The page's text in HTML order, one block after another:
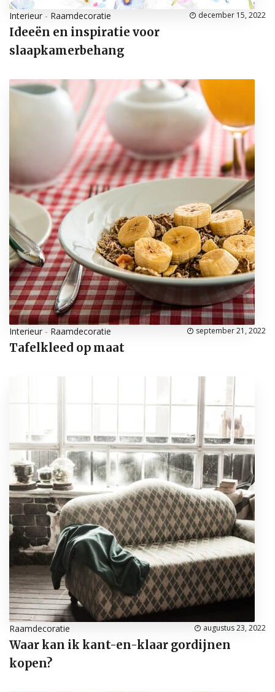
Interieur- Raamdecoratie december 15, 2022
Ideeën en inspiratie voor
slaapkamerbehang
Interieur- Raamdecoratie september 21, 2022
Tafelkleed op maat
Raamdecoratie augustus 23, 2022
Waar kan ik kant-en-klaar gordijnen
kopen?